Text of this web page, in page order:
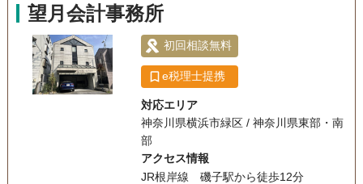
事務所面談可
望月会計事務所
初回相談無料
e税理士提携
対応エリア
神奈川県横浜市緑区 / 神奈川県東部・南
部
アクセス情報
JR根岸線 磯子駅から徒歩12分